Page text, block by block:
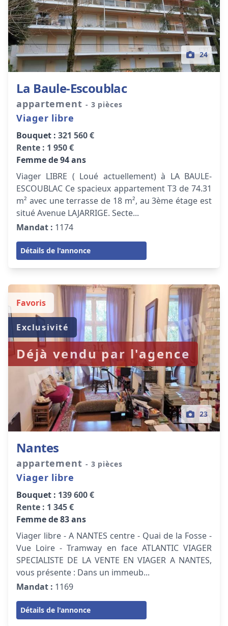
24
La Baule-Escoublac
appartement - 3 pièces
Viager libre
Bouquet : 321 560 €
Rente : 1 950 €
Femme de 94 ans
Viager LIBRE ( Loué actuellement) à LA BAULE-
ESCOUBLAC Ce spacieux appartement T3 de 74.31
m² avec une terrasse de 18 m², au 3ème étage est
situé Avenue LAJARRIGE. Secte...
Mandat : 1174
Détails de l'annonce
23
Favoris
Exclusivité
Déjà vendu par l'agence
Nantes
appartement - 3 pièces
Viager libre
Bouquet : 139 600 €
Rente : 1 345 €
Femme de 83 ans
Viager libre - A NANTES centre - Quai de la Fosse -
Vue Loire - Tramway en face ATLANTIC VIAGER
SPECIALISTE DE LA VENTE EN VIAGER A NANTES,
vous présente : Dans un immeub...
Mandat : 1169
Détails de l'annonce